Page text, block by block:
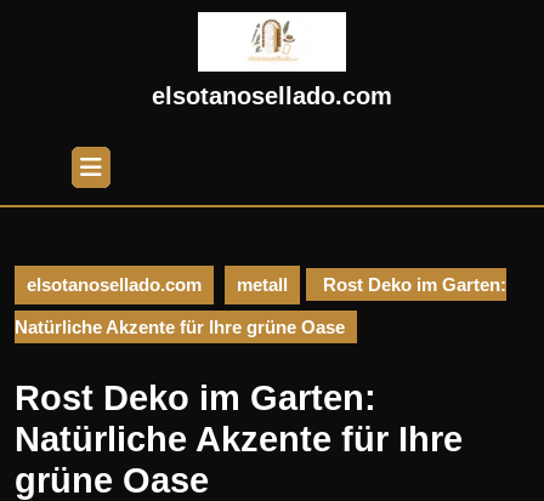
elsotanosellado.com
Open
Button
elsotanosellado.com metall Rost Deko im Garten:
Natürliche Akzente für Ihre grüne Oase
Rost Deko im Garten:
Natürliche Akzente für Ihre
grüne Oase